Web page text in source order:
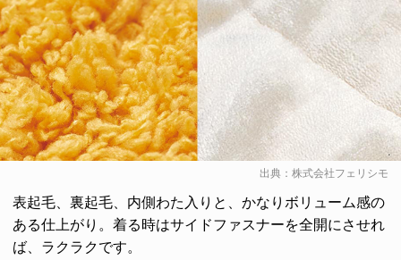
出典： 株式会社フェリシモ
表起毛、裏起毛、内側わた入りと、かなりボリューム感の
ある仕上がり。着る時はサイドファスナーを全開にさせれ
ば、ラクラクです。